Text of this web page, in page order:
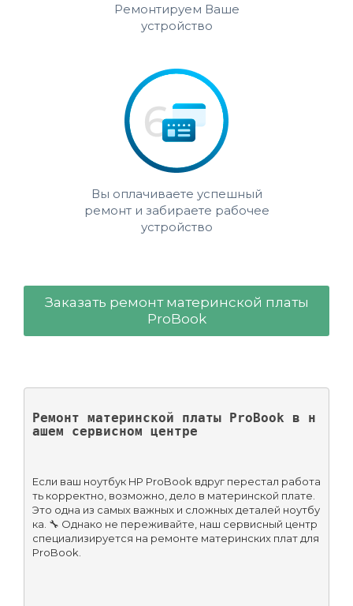
Ремонтируем Ваше
устройство
Вы оплачиваете успешный
ремонт и забираете рабочее
устройство
Заказать ремонт материнской платы
ProBook
Ремонт материнской платы ProBook в н
ашем сервисном центре
Если ваш ноутбук HP ProBook вдруг перестал работа
ть корректно, возможно, дело в материнской плате.
Это одна из самых важных и сложных деталей ноутбу
ка. 🔧 Однако не переживайте, наш сервисный центр
специализируется на ремонте материнских плат для
ProBook.